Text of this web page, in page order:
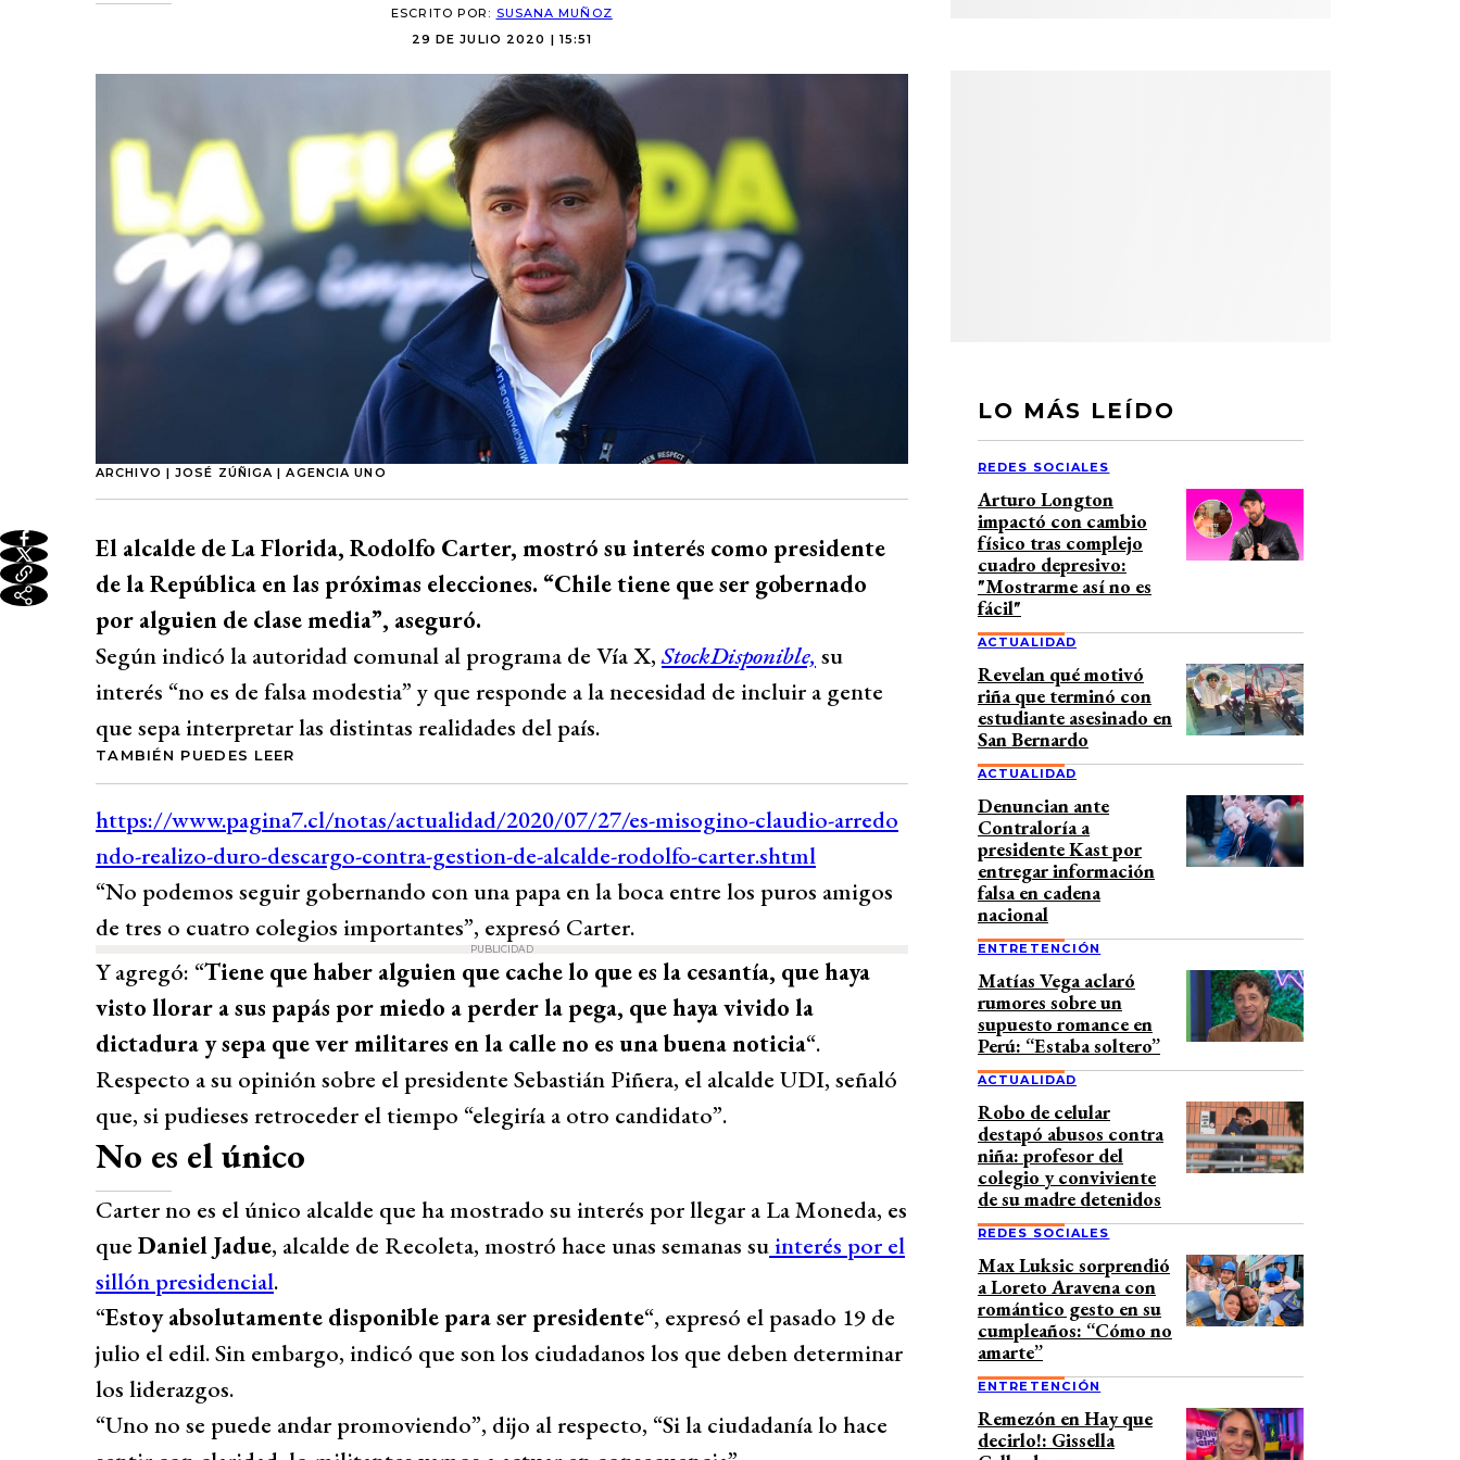
ESCRITO POR: SUSANA MUÑOZ
29 DE JULIO 2020 | 15:51
ARCHIVO | JOSÉ ZÚÑIGA | AGENCIA UNO
El alcalde de La Florida, Rodolfo Carter, mostró su interés como presidente
de la República en las próximas elecciones. “Chile tiene que ser gobernado
por alguien de clase media”, aseguró.
Según indicó la autoridad comunal al programa de Vía X,StockDisponible, su
interés “no es de falsa modestia” y que responde a la necesidad de incluir a gente
que sepa interpretar las distintas realidades del país.
TAMBIÉN PUEDES LEER
“No podemos seguir gobernando con una papa en la boca entre los puros amigos
de tres o cuatro colegios importantes”, expresó Carter.
PUBLICIDAD
Y agregó: “Tiene que haber alguien que cache lo que es la cesantía, que haya
visto llorar a sus papás por miedo a perder la pega, que haya vivido la
dictadura y sepa que ver militares en la calle no es una buena noticia“.
Respecto a su opinión sobre el presidente Sebastián Piñera, el alcalde UDI, señaló
que, si pudieses retroceder el tiempo “elegiría a otro candidato”.
No es el único
Carter no es el único alcalde que ha mostrado su interés por llegar a La Moneda, es
que Daniel Jadue, alcalde de Recoleta, mostró hace unas semanas su interés por el
sillón presidencial.
“Estoy absolutamente disponible para ser presidente“, expresó el pasado 19 de
julio el edil. Sin embargo, indicó que son los ciudadanos los que deben determinar
los liderazgos.
“Uno no se puede andar promoviendo”, dijo al respecto, “Si la ciudadanía lo hace
LO MÁS LEÍDO
REDES SOCIALES
Arturo Longton
impactó con cambio
físico tras complejo
cuadro depresivo:
"Mostrarme así no es
fácil"
ACTUALIDAD
Revelan qué motivó
riña que terminó con
estudiante asesinado en
San Bernardo
ACTUALIDAD
Denuncian ante
Contraloría a
presidente Kast por
entregar información
falsa en cadena
nacional
ENTRETENCIÓN
Matías Vega aclaró
rumores sobre un
supuesto romance en
Perú: “Estaba soltero”
ACTUALIDAD
Robo de celular
destapó abusos contra
niña: profesor del
colegio y conviviente
de su madre detenidos
REDES SOCIALES
Max Luksic sorprendió
a Loreto Aravena con
romántico gesto en su
cumpleaños: “Cómo no
amarte”
ENTRETENCIÓN
Remezón en Hay que
decirlo!: Gissella